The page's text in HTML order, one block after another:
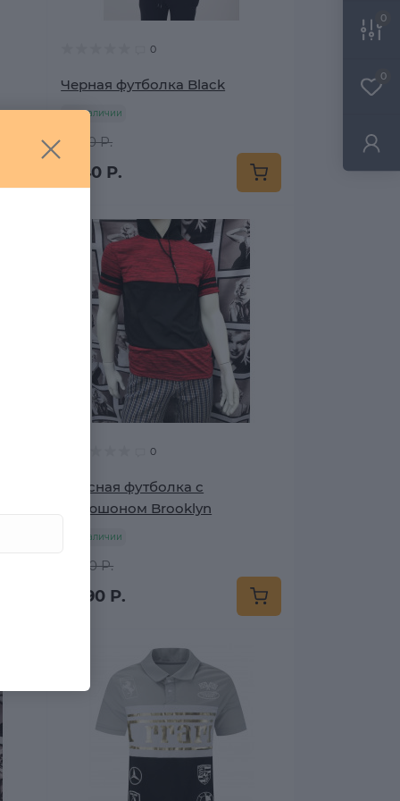
0
0
0
Черная футболка Black
в наличии
3 720 Р.
1 740 Р.
0
Красная футболка с
капюшоном Brooklyn
в наличии
4 390 Р.
2 790 Р.